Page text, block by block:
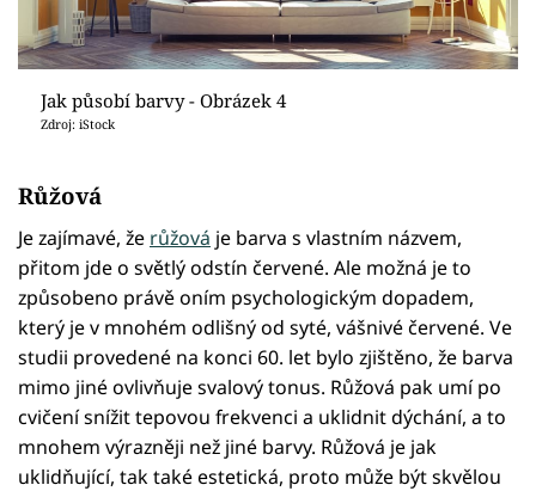
Jak působí barvy - Obrázek 4
Zdroj: iStock
Růžová
Je zajímavé, že růžová je barva s vlastním názvem,
přitom jde o světlý odstín červené. Ale možná je to
způsobeno právě oním psychologickým dopadem,
který je v mnohém odlišný od syté, vášnivé červené. Ve
studii provedené na konci 60. let bylo zjištěno, že barva
mimo jiné ovlivňuje svalový tonus. Růžová pak umí po
cvičení snížit tepovou frekvenci a uklidnit dýchání, a to
mnohem výrazněji než jiné barvy. Růžová je jak
uklidňující, tak také estetická, proto může být skvělou